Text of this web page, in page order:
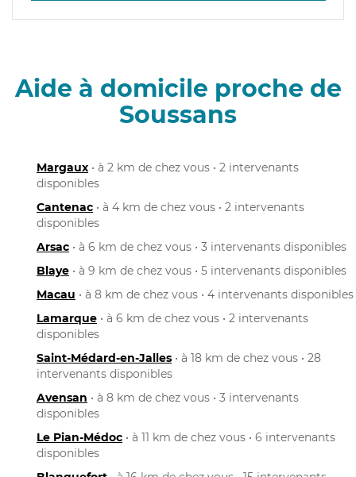
Aide à domicile proche de
Soussans
Margaux • à 2 km de chez vous • 2 intervenants
disponibles
Cantenac • à 4 km de chez vous • 2 intervenants
disponibles
Arsac • à 6 km de chez vous • 3 intervenants disponibles
Blaye • à 9 km de chez vous • 5 intervenants disponibles
Macau • à 8 km de chez vous • 4 intervenants disponibles
Lamarque • à 6 km de chez vous • 2 intervenants
disponibles
Saint-Médard-en-Jalles • à 18 km de chez vous • 28
intervenants disponibles
Avensan • à 8 km de chez vous • 3 intervenants
disponibles
Le Pian-Médoc • à 11 km de chez vous • 6 intervenants
disponibles